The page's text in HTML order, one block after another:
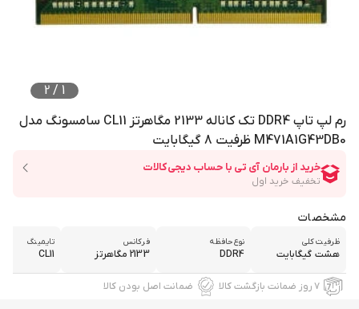
1
/
2
رم لپ تاپ DDR4 تک کاناله 2133 مگاهرتز CL11 سامسونگ مدل
M471A1G43DB0 ظرفیت 8 گیگابایت
مشخصات
ظرفیت کلی
هشت گیگابایت
نوع حافظه
DDR4
فرکانس
2133 مگاهرتز
تایمینگ
CL11
۷ روز ضمانت بازگشت کالا ضمانت اصل بودن کالا